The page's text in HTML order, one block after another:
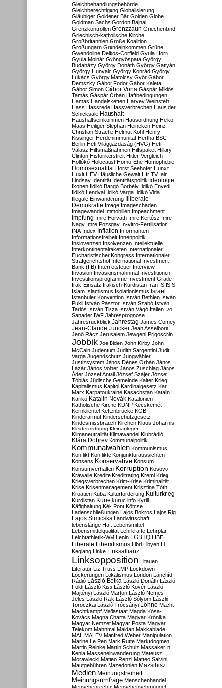
Gleichbehandlungsbehörde
Gleichberechtigung Globalisierung
Gläubiger Goldener Bär Golden Globe
Goldman Sachs Gordon Bajnai
Grenzkontrollen Grenzzaun Griechenland
Griechisch-katholische Kirche
Großbritannien Große Koalition
Großungarn Grundeinkommen Grüne
Gwendoline Delbos-Corfield Gyula Horn
Gyula Molnár Gyöngyöspata György
Budaházy György Donáth György Gattyán
György Hunvald György Konrád György
Lukács György Matolcsy Győr Gábor
Demszky Gábor Fodor Gábor Kaleta
Gábor Simon Gábor Vona Gáspár Miklós
Tamás Gáspár Orbán Haftbedingungen
Hamas Handelsketten Harvey Weinstein
Hass Hassrede Hassverbrechen Haus der
Schicksale Haushalt
Haushaltseinkommen Hausordnung Heiko
Maas Heiliger Stephan Heineken Heinz-
Christian Strache Helmut Kohl Henry
Kissinger Herdenimmunität Hertha BSC
Berlin Heti Világgazdaság (HVG) Heti
Válasz Hilfsmaßnahmen Hilfspaket Hillary
Clinton Historikerstreit Hitler-Vergleich
Hollókő Holocaust Homo-Ehe Homophobie
Homosexualität Horst Seehofer Hunxit
Huxit HÉV Häusliche Gewalt Hír TV Iain
Lindsay Identität Identitätspolitik Ideologie
Ikonen Ildikó Bangó Borbély Ildikó Enyedi
Ildikó Lendvai Ildikó Varga Ildikó Vida
Illegale Einwanderung Illiberale
Demokratie Image Imageschaden
Imagewandel Immobilien Impeachment
Impfung Imre Horváth Imre Kertész Imre
Nagy Imre Pozsgay In-vitro-Fertilisation
INA Index Inflation Informanten
Informationsfreiheit Innenpolitik
Inslovenzen Insolvenzen Intellektuelle
Interkontinentalraketen Internationaler
Eucharistischer Kongress Internationaler
Strafgerichtshof International Investment
Bank (IIB) Internetsteuer Interview
Invasion Invasionsmahnmal Investitionen
Investitionsprogramme Investment Grade
Irak-Einsatz Irakisch-Kurdistan Iran IS ISIS
Islam Islamismus Isolationismus Israel
Istanbuler Konvention István Bethlen István
Pukli István Pásztor István Szabó István
Tarlós István Tisza István Vágó Italien Ivo
Sanader IWF Jahresprognose
Jahresrückblick Jahrestag James Corney
Jean-Claude Juncker Jean Asselborn
Jenő Rácz Jerusalem Jewgeni Prigoschin
Jobbik Joe Biden John Kirby John
McCain Judentum Judith Sargentini Judit
Varga Jugendschutz Jungwähler
Justizsystem János Dénes Orbán János
Lázár János Volner János Zuschlag János
Áder József Antall József Szájer József
Tóbiás Jüdische Gemeinde Kalter Krieg
Kapitalismus Kapitol Kardinalgesetz Karl
Marx Karpatoukraine Kasachstan Katalin
Karikó Katalin Novák Katalonien
Katholische Kirche KDNP Kecskemét
Kernklientel Kettenbrücke KGB
Kinderarmut Kinderschutzgesetz
Kindesmissbrauch Kirchen Klaus Johannis
Kleiderordnung Kleinanleger
Klimaneutralität Klimawandel Klubrádió
Klára Dobrev Kommunalpolitik
Kommunalwahlen Kommunismus
Konflikt Konflikte Konjunkturaussichten
Konsens Konservative Konsum
Konsumverhalten Korruption Kosovo
Krawalle Kredite Kreditrating Kreml Krieg
Kriegsverbrechen Krim-Krise Kriminalität
Krise Krisenmanagement Krisztina Tóth
Kroatien Kuba Kulturförderung Kulturkrieg
Kurdistan Kurie kuruc.info Kyrill
Käfighaltung Kék Pont Kötcse
Ladenschließungen Lajos Bokros Lajos Rig
Lajos Simicska Landwirtschaft
lebenslange Haft Lebensmittel
Lebensmittelqualität Lehrkräfte Lehrplan
Leichtathletik-WM Lenin LGBTQ LIBE
Liberale Liberalismus Libri Libyen Li
Keqiang Linke Linksallianz
Linksopposition Litauen
Literatur Liz Truss LMP Lockdown
Lockerungen Lokalismus London Lánchíd
Rádió
László Botka László Donáth László
Földi László Kiss László Kövér László
Majtényi László Marton László Nemes
Jeles László Rajk László Sólyom László
Toroczkai László Trócsányi Löhne Macht
Machtkampf Mafiastaat Magda Kósa-
Kovács Magna Charta Magyar Krónika
Magyar Nemzet Magyar Posta Magyar
Telekom Mahnmal Maidan Makkabiade
MAL MALÉV Manfred Weber Manipulation
Marine Le Pen Mark Rutte Marktdogmen
Martin Reinke Martin Schulz Massaker in
Kenia Masseneinwanderung Mateusz
Morawiecki Matteo Renzi Matteo Salvini
Mautgebühren Mazedonien Mazsihisz
Medien Meinungsfreiheit
Meinungsumfrage Menschenhandel
Menschenrechte Menschenschmuggel